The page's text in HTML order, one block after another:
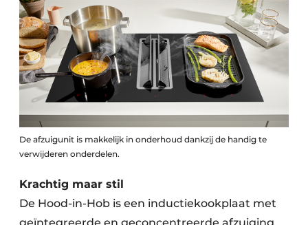
De afzuigunit is makkelijk in onderhoud dankzij de handig te
verwijderen onderdelen.
Krachtig maar stil
De Hood-in-Hob is een inductiekookplaat met